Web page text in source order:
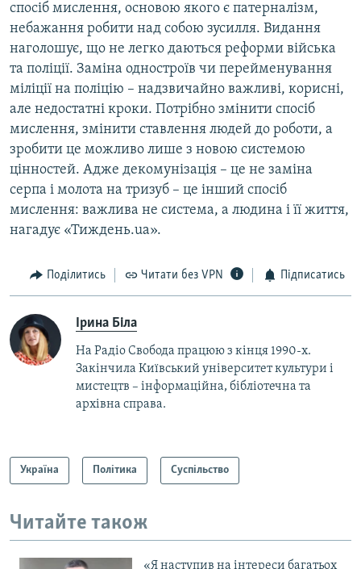
спосіб мислення, основою якого є патерналізм,
небажання робити над собою зусилля. Видання
наголошує, що не легко даються реформи війська
та поліції. Заміна одностроїв чи перейменування
міліції на поліцію – надзвичайно важливі, корисні,
але недостатні кроки. Потрібно змінити спосіб
мислення, змінити ставлення людей до роботи, а
зробити це можливо лише з новою системою
цінностей. Адже декомунізація – це не заміна
серпа і молота на тризуб – це інший спосіб
мислення: важлива не система, а людина і її життя,
нагадує «Тиждень.ua».
Поділитись Читати без VPN Підписатись
Ірина Біла
На Радіо Свобода працюю з кінця 1990-х.
Закінчила Київський університет культури і
мистецтв – інформаційна, бібліотечна та
архівна справа.
Україна Політика Суспільство
Читайте також
«Я наступив на інтереси багатьох